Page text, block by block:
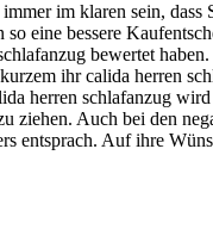
im klaren sein,
eine bessere
bewertet
ihr calida herren
herren schlafanzug
Auch bei den
entsprach. Auf ihre